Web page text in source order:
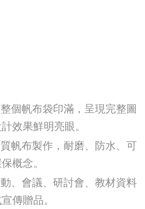
個帆布袋印滿，呈現完整圖
效果鮮明亮眼。
質帆布製作，耐磨、防水、可
概念。
動、會議、研討會、教材資料
傳贈品。